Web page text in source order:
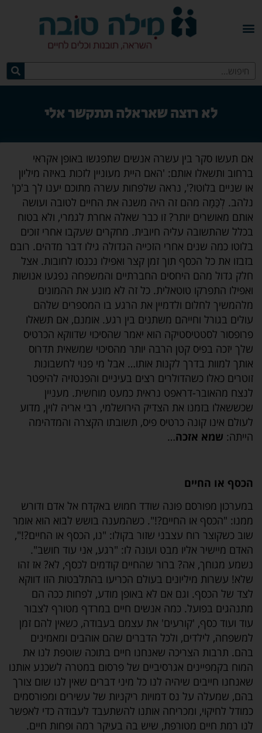
לא רוצה שאראלה תתקשר אלי
אם תעשו סקר בין עשרה אנשים שתפגשו באופן אקראי
ברחוב ותשאלו אותם: 'האם היית מעוניין לזכות באיזה מיליון
או שניים בלוטו?', נראה שלפחות עשרה מתוכם יענו לך ב'כן'
נלהב. לְכַּמָה מהם זה היה משנה את החיים לטובה ועושה
אותם מאושרים יותר? זו כבר שאלה אחרת לגמרי, ולא בטוח
בכלל שהתשובה עליה חיובית. מחקרים שעקבו אחרי זוכים
בלוטו כמה שנים אחרי הזכייה הגדולה גילו דבר מדהים. רובם
בזבזו את כל הכסף תוך זמן קצר ואפילו נכנסו לחובות. אצל
חלק גדול מהם היחסים החברתיים והמשפחה נפגעו אנושות
ואפילו התפרקו טוטאלית. כל זה לא מונע את ההמונים
מלהמשיך לחלום ולדמיין את הרגע בו המספרים שלהם
עולים בגורל וחייהם משתנים בין רגע. אומנם, אם תשאלו
פרופסור לסטטיסטיקה הוא יאמר שהסיכוי שדווקא הכרטיס
שלך יזכה בפיס קטן הרבה יותר מהסיכוי שמשאית תדרוס
אותך למוות בדרך לקנות אותו… אבל מי פנוי לחשבונות
זוטרים כאלו כשהדולרים רצים בעיניים והפנטזיה להיפטר
לנצח מהאובר-דראפט נראית כמעט מוחשית. מעניין
שכששאלו בזמנו את הצדיק הירושלמי, רבי אריה לוין, מדוע
לעולם אינו קונה כרטיס פיס, תשובתו הקצרה והמדהימה
הייתה: שמא אזכה…
הכסף או החיים
במערכון מפורסם פונה שודד חמוש באקדח אל אדם ודורש
ממנו: "הכסף או החיים?!". כשהמענה בושש לבוא הוא אומר
שוב כשקוצר רוח עצבני שזור בקולו: "נו, הכסף או החיים?!",
האדם מיישיר אליו מבט ועונה לו: "רגע, אני עוד חושב".
נשמע מגוחך, אה? ברור שהחיים קודמים לכסף, לא? אז זהו
שלא! עשרות מיליונים בעולם הכריעו בהתלבטות הזו דווקא
לצד של הכסף. וגם אם לא באופן מודע, לפחות ככה הם
מתנהגים בפועל. כמה אנשים חיים במרדף מטורף לצבור
עוד ועוד כסף, 'קורעים' את עצמם בעבודה, כשאין להם זמן
למשפחה, לילדים, ולכל הדברים שהם אוהבים ומאמינים
בהם. תרבות הצריכה שאנחנו חיים בתוכה שוטפת לנו את
המוח בקמפיינים אגרסיביים של פרסום במטרה לשכנע אותנו
שאנחנו חייבים שיהיה לנו כל מיני דברים שאין לנו שום צורך
בהם, שמעלה על נס דמויות ריקניות של עשירים ומפורסמים
כמודל לחיקוי, ומכריחה אותנו להשתעבד לעבודה כדי לאפשר
לנו רמת חיים מטורפת, שיש בה בעיקר רמה ופחות חיים.